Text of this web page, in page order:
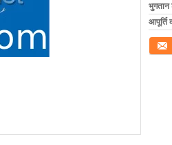
भुगतान
आपूर्ति
संपर्क